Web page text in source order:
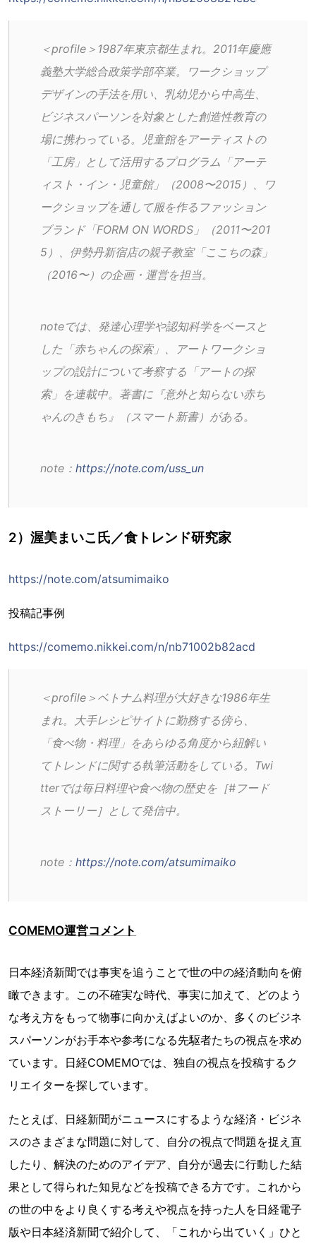
＜profile＞1987年東京都生まれ。2011年慶應
義塾大学総合政策学部卒業。ワークショップ
デザインの手法を用い、乳幼児から中高生、
ビジネスパーソンを対象とした創造性教育の
場に携わっている。児童館をアーティストの
「工房」として活用するプログラム「アーテ
ィスト・イン・児童館」（2008〜2015）、ワ
ークショップを通して服を作るファッション
ブランド「FORM ON WORDS」（2011〜201
5）、伊勢丹新宿店の親子教室「ここちの森」
（2016〜）の企画・運営を担当。
noteでは、発達心理学や認知科学をベースと
した「赤ちゃんの探索」、アートワークショ
ップの設計について考察する「アートの探
索」を連載中。著書に『意外と知らない赤ち
ゃんのきもち』（スマート新書）がある。
note： https://note.com/uss_un
2）渥美まいこ氏／食トレンド研究家
https://note.com/atsumimaiko
投稿記事例
https://comemo.nikkei.com/n/nb71002b82acd
＜profile＞ベトナム料理が大好きな1986年生
まれ。大手レシピサイトに勤務する傍ら、
「食べ物・料理」をあらゆる角度から紐解い
てトレンドに関する執筆活動をしている。Twi
tterでは毎日料理や食べ物の歴史を［#フード
ストーリー］として発信中。
note： https://note.com/atsumimaiko
COMEMO運営コメント
日本経済新聞では事実を追うことで世の中の経済動向を俯
瞰できます。この不確実な時代、事実に加えて、どのよう
な考え方をもって物事に向かえばよいのか、多くのビジネ
スパーソンがお手本や参考になる先駆者たちの視点を求め
ています。日経COMEMOでは、独自の視点を投稿するク
リエイターを探しています。
たとえば、日経新聞がニュースにするような経済・ビジネ
スのさまざまな問題に対して、自分の視点で問題を捉え直
したり、解決のためのアイデア、自分が過去に行動した結
果として得られた知見などを投稿できる方です。これから
の世の中をより良くする考えや視点を持った人を日経電子
版や日本経済新聞で紹介して、「これから出ていく」ひと